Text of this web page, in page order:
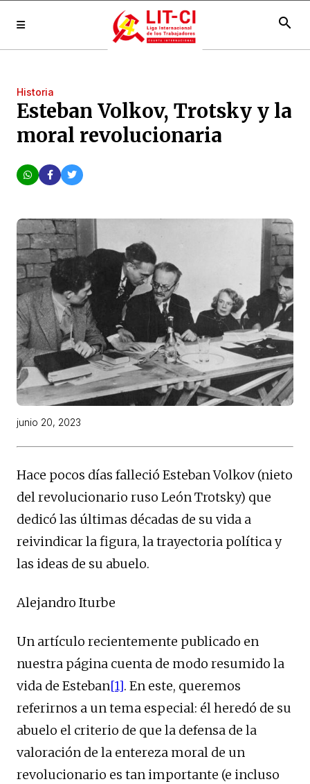
search
Historia
Esteban Volkov, Trotsky y la
moral revolucionaria
junio 20, 2023
Hace pocos días falleció Esteban Volkov (nieto
del revolucionario ruso León Trotsky) que
dedicó las últimas décadas de su vida a
reivindicar la figura, la trayectoria política y
las ideas de su abuelo.
Alejandro Iturbe
Un artículo recientemente publicado en
nuestra página cuenta de modo resumido la
vida de Esteban[1]. En este, queremos
referirnos a un tema especial: él heredó de su
abuelo el criterio de que la defensa de la
valoración de la entereza moral de un
revolucionario es tan importante (e incluso